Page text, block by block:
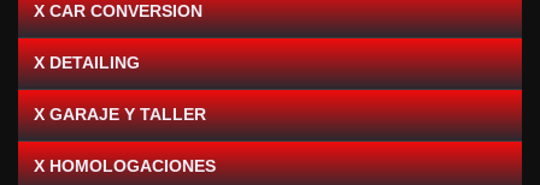
X CAR CONVERSION
X DETAILING
X GARAJE Y TALLER
X HOMOLOGACIONES